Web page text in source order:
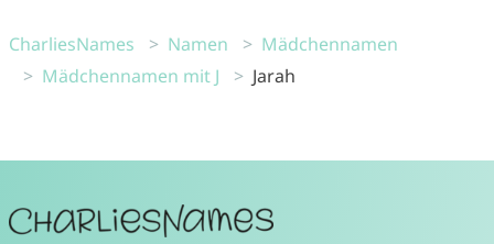
CharliesNames Namen
Mädchennamen
Mädchennamen mit J
Jarah